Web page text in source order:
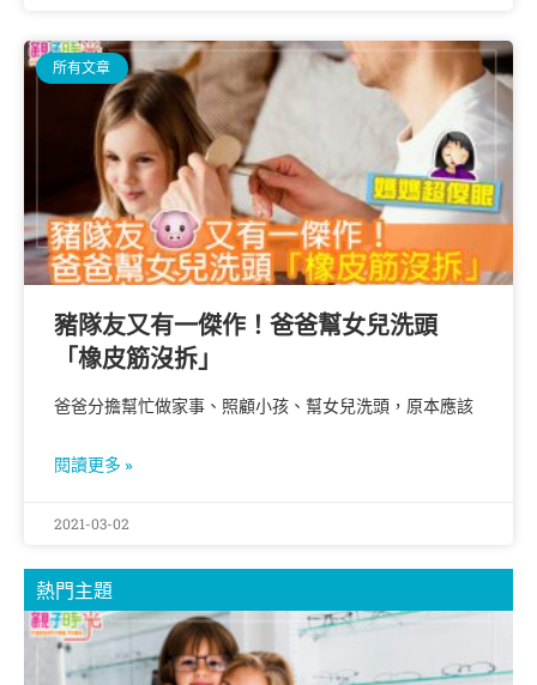
所有文章
豬隊友又有一傑作！爸爸幫女兒洗頭
「橡皮筋沒拆」
爸爸分擔幫忙做家事、照顧小孩、幫女兒洗頭，原本應該
閱讀更多 »
2021-03-02
熱門主題